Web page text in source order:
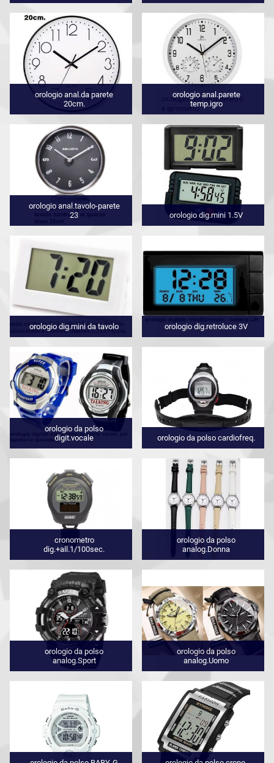
orologio anal.da parete
20cm.
orologio anal.parete
temp.igro
orologio anal.tavolo-parete
23
orologio dig.mini 1.5V
orologio dig.mini da tavolo orologio dig.retroluce 3V
orologio da polso
digit.vocale
orologio da polso cardiofreq.
cronometro
dig.+all.1/100sec.
orologio da polso
analog.Donna
orologio da polso
analog.Sport
orologio da polso
analog.Uomo